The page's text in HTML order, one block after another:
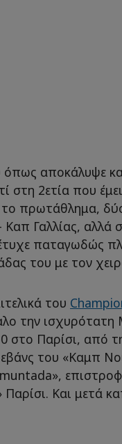
αποκάλυψε
στη 2ετία που
το πρωτάθλημα,
Γαλλίας, αλλά
παταγωδώς
του με τον
του
την
0 στο Παρίσι, από
του «Καμπ
Και μετά